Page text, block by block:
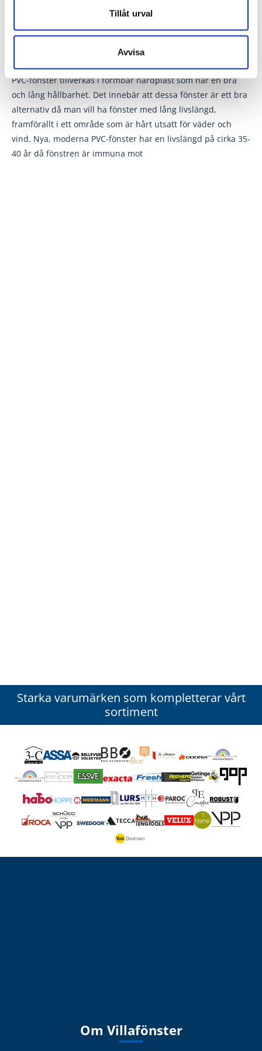
Tillåt urval
Avvisa
Hur länge håller ett pvc fönster?
PVC-fönster tillverkas i formbar hårdplast som har en bra
och lång hållbarhet. Det innebär att dessa fönster är ett bra
alternativ då man vill ha fönster med lång livslängd,
framförallt i ett område som är hårt utsatt för väder och
vind. Nya, moderna PVC-fönster har en livslängd på cirka 35-
40 år då fönstren är immuna mot
Starka varumärken som kompletterar vårt
sortiment
Om Villafönster